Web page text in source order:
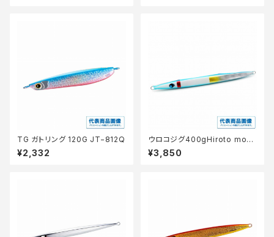
TG ガトリング 120G JT−812Q
¥2,332
ウロコジグ400gHiroto mod
els10th Pホワイトハ゜ーフ゜
ルDHG
¥3,850